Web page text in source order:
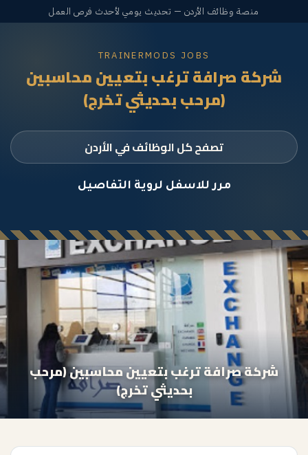
منصة وظائف الأردن — تحديث يومي لأحدث فرص العمل
TRAINERMODS JOBS
شركة صرافة ترغب بتعيين محاسبين
(مرحب بحديثي تخرج)
تصفح كل الوظائف في الأردن
مرر للاسفل لروية التفاصيل
شركة صرافة ترغب بتعيين محاسبين (مرحب
بحديثي تخرج)